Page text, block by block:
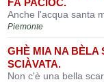
FÀ PACIÒC.
Anche l'acqua santa
Piemonte
GHÈ MIA NA BÈLA
SCIÀVATA.
Non c'è una bella